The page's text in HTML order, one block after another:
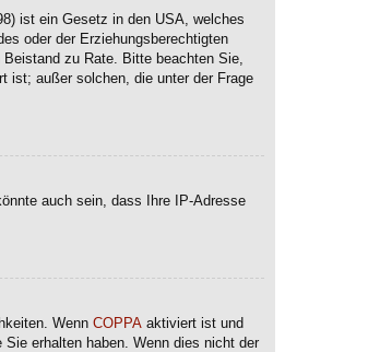
ist ein Gesetz in den USA, welches
oder der Erziehungsberechtigten
zu Rate. Bitte beachten Sie,
ist; außer solchen, die unter der Frage
auch sein, dass Ihre IP-Adresse
Wenn COPPA aktiviert ist und
erhalten haben. Wenn dies nicht der